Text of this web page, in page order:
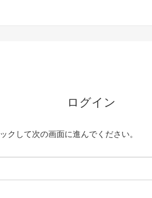
ログイン
クして次の画面に進んでください。